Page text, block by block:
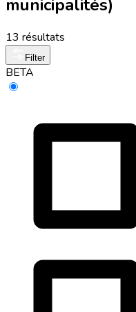
municipalités)
13 résultats
Filter
BETA